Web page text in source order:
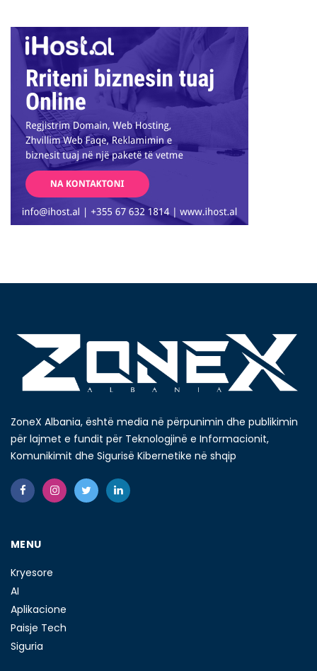
ZoneX Albania, është media në përpunimin dhe publikimin
për lajmet e fundit për Teknologjinë e Informacionit,
Komunikimit dhe Sigurisë Kibernetike në shqip
MENU
Kryesore
AI
Aplikacione
Paisje Tech
Siguria